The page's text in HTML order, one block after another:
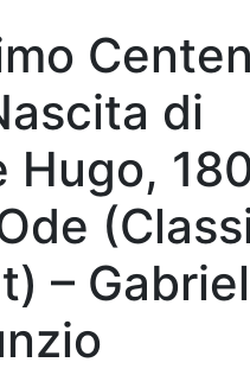
di
Hugo,
–